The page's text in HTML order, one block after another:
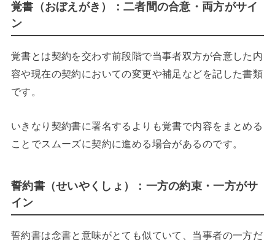
覚書（おぼえがき）： 二者間の合意・両方がサイ
ン
覚書とは契約を交わす前段階で当事者双方が合意した内
容や現在の契約においての変更や補足などを記した書類
です。
いきなり契約書に署名するよりも覚書で内容をまとめる
ことでスムーズに契約に進める場合があるのです。
誓約書（せいやくしょ） ：一方の約束 ・一方がサ
イン
誓約書は念書と意味がとても似ていて、当事者の一方だ